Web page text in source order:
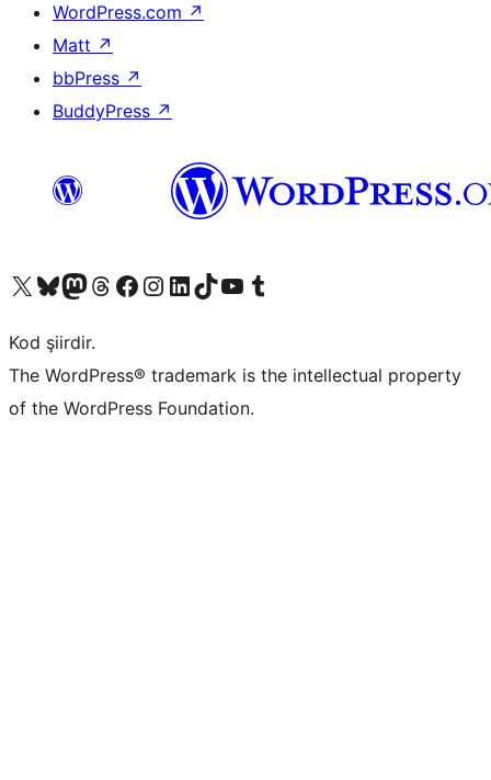
WordPress.com ↗
Matt ↗
bbPress ↗
BuddyPress ↗
X (eski Twitter) hesabımıza bakın
Bluesky hesabımızı ziyaret edinMastodon hesabımızı ziyaret edinThreads hesabımızı ziyaret edinFacebook sayfamızı ziyaret edinInstagram hesabımızı ziyaret edinLinkedIn hesabımızı ziyaret edinTikTok hesabımızı ziyaret edinYouTube kanalımızı ziyaret edinTumblr hesabımızı ziyaret edin
Kod şiirdir.
The WordPress® trademark is the intellectual property
of the WordPress Foundation.